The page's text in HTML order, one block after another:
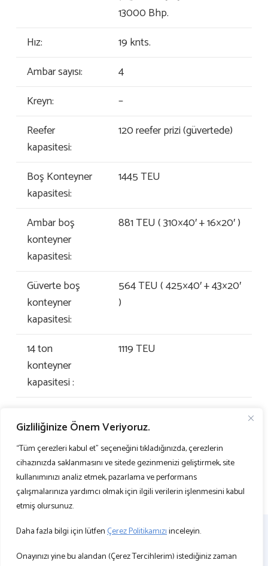
Gizliliğinize Önem Veriyoruz.
“Tüm çerezleri kabul et” seçeneğini tıkladığınızda, çerezlerin
cihazınızda saklanmasını ve sitede gezinmenizi geliştirmek, site
kullanımınızı analiz etmek, pazarlama ve performans
çalışmalarınıza yardımcı olmak için ilgili verilerin işlenmesini kabul
etmiş olursunuz.
Daha fazla bilgi için lütfenÇerez Politikamızıinceleyin.
Onayınızı yine bu alandan (Çerez Tercihlerim) istediğiniz zaman
13000 Bhp.
Hız:
19 knts.
Ambar sayısı:
4
Kreyn:
–
Reefer
kapasitesi:
120 reefer prizi (güvertede)
Boş Konteyner
kapasitesi:
1445 TEU
Ambar boş
konteyner
kapasitesi:
881 TEU ( 310×40′ + 16×20′ )
Güverte boş
konteyner
kapasitesi:
564 TEU ( 425×40′ + 43×20′
)
14 ton
konteyner
kapasitesi :
1119 TEU